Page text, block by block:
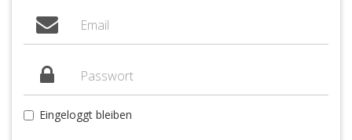
Eingeloggt bleiben